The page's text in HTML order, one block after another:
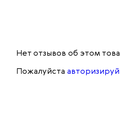
Нет отзывов об этом
Пожалуйста